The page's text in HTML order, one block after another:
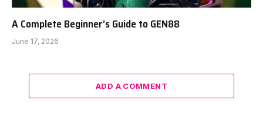
A Complete Beginner’s Guide to GEN88
June 17, 2026
ADD A COMMENT